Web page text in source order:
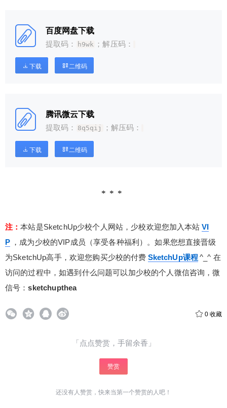
百度网盘下载
提取码：
h9wk ；解压码：
下载 二维码
腾讯微云下载
提取码：
8q5qij ；解压码：
下载 二维码
注：本站是SketchUp少校个人网站，少校欢迎您加入本站 VI
P ，成为少校的VIP成员（享受各种福利）。如果您想直接晋级
为SketchUp高手，欢迎您购买少校的付费 SketchUp课程^_^ 在
访问的过程中，如遇到什么问题可以加少校的个人微信咨询，微
信号：sketchupthea
0 收藏
「点点赞赏，手留余香」
赞赏
还没有人赞赏，快来当第一个赞赏的人吧！